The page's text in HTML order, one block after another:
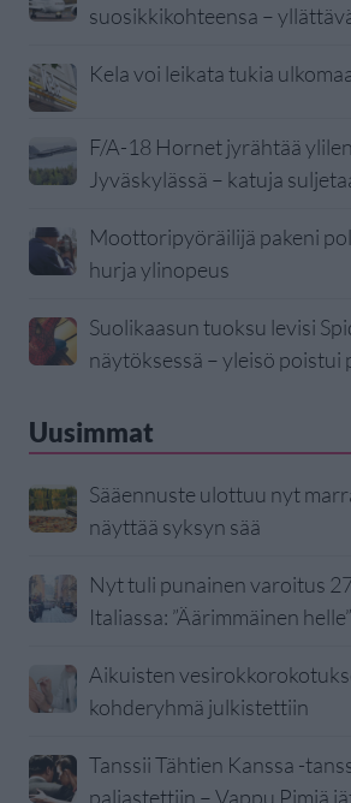
suosikkikohteensa –
Kela voi leikata tukia
F/A-18 Hornet jyrähtää
Jyväskylässä – katuja
Moottoripyöräilijä pakeni
hurja ylinopeus
Suolikaasun tuoksu levisi
näytöksessä – yleisö poistui
Uusimmat
Sääennuste ulottuu nyt
näyttää syksyn sää
Nyt tuli punainen varoitus
Italiassa: ”Äärimmäinen helle”
Aikuisten
kohderyhmä julkistettiin
Tanssii Tähtien Kanssa -
paljastettiin – Vappu Pimiä